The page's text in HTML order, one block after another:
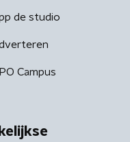
de studio
Campus